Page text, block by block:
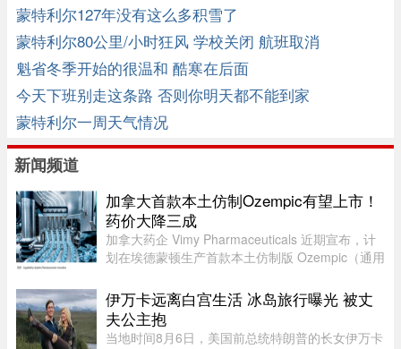
蒙特利尔127年没有这么多积雪了
蒙特利尔80公里/小时狂风 学校关闭 航班取消
魁省冬季开始的很温和 酷寒在后面
今天下班别走这条路 否则你明天都不能到家
蒙特利尔一周天气情况
新闻频道
加拿大首款本土仿制Ozempic有望上市！
药价大降三成
加拿大药企 Vimy Pharmaceuticals 近期宣布，计
划在埃德蒙顿生产首款本土仿制版 Ozempic（通用
销的处方药之一，广泛用于糖尿病治疗和减重，原
厂药价高昂，令不少患者负 ...
伊万卡远离白宫生活 冰岛旅行曝光 被丈
夫公主抱
当地时间8月6日，美国前总统特朗普的长女伊万卡